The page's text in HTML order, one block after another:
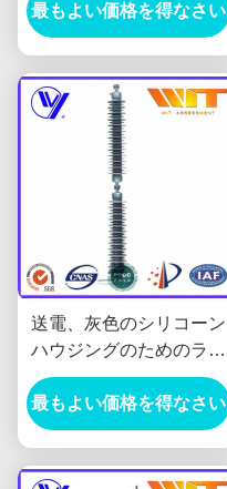
最もよい価格を得なさい
送電、灰色のシリコーン
ハウジングのためのライ
ン・タイプ変圧器のサー
ジArreste
最もよい価格を得なさい